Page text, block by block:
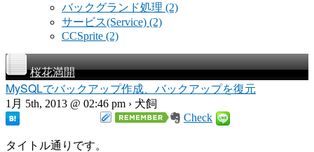
バックグランド処理 (2)
サービス(Service) (2)
CCSprite (2)
桜花満開
MySQLでバックアップ作成、バックアップを復元
1月 5th, 2013 @ 02:46 pm › 犬飼
Check
タイトル通りです。